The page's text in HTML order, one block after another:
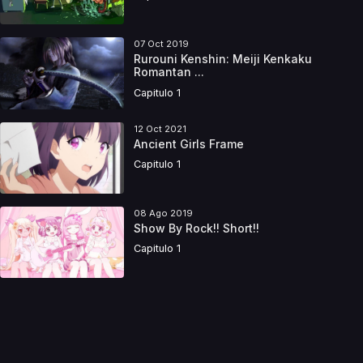
07 Oct 2019
Rurouni Kenshin: Meiji Kenkaku
Romantan ...
Capitulo 1
12 Oct 2021
Ancient Girls Frame
Capitulo 1
08 Ago 2019
Show By Rock!! Short!!
Capitulo 1